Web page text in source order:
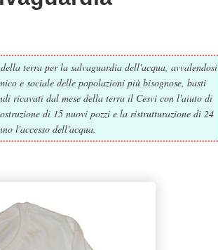
terra per la salvaguardia dell'acqua, avvalendosi
e sociale delle popolazioni più bisognose, basti
ricavati dal mese della terra il Cesvi con l'aiuto di
di 15 nuovi pozzi e la ristrutturazione di 24
l'accesso dell'acqua.